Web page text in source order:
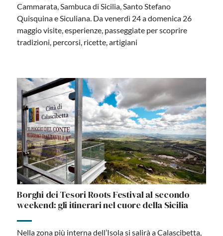
Cammarata, Sambuca di Sicilia, Santo Stefano
Quisquina e Siculiana. Da venerdì 24 a domenica 26
maggio visite, esperienze, passeggiate per scoprire
tradizioni, percorsi, ricette, artigiani
Borghi dei Tesori Roots Festival al secondo
weekend: gli itinerari nel cuore della Sicilia
Nella zona più interna dell’Isola si salirà a Calascibetta,